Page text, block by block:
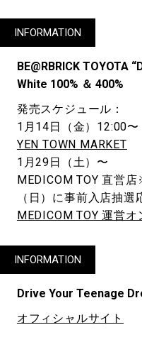
INFORMATION
BE@RBRICK TOYOTA
White 100% ＆ 400%
発売スケジュール：
1月14日（金）12:00〜
YEN TOWN MARKET
1月29日（土）〜
MEDICOM TOY 直営
（日）に事前入店抽選
MEDICOM TOY 運営
INFORMATION
Drive Your Teenage
オフィシャルサイト